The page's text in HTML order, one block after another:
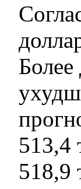
513,4
518,9